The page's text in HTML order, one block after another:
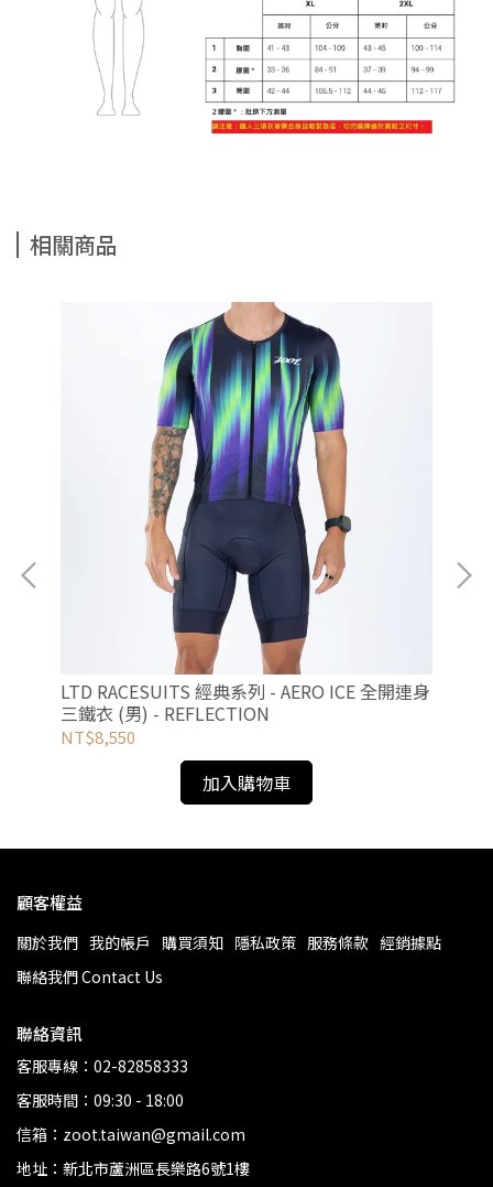
相關商品
LTD RACESUITS 經典系列 - AERO ICE 全開連身
三鐵衣 (男) - REFLECTION
NT$8,550
加入購物車
顧客權益
關於我們 我的帳戶 購買須知 隱私政策 服務條款 經銷據點
聯絡我們 Contact Us
聯絡資訊
客服專線：02-82858333
客服時間：09:30 - 18:00
信箱：zoot.taiwan@gmail.com
地址：新北市蘆洲區長樂路6號1樓